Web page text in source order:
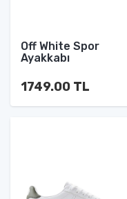
Off White Spor
Ayakkabı
1749.00 TL